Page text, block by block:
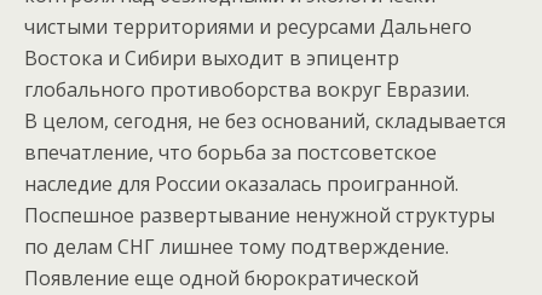
чистыми территориями и ресурсами Дальнего
Востока и Сибири выходит в эпицентр
глобального противоборства вокруг Евразии.
В целом, сегодня, не без оснований, складывается
впечатление, что борьба за постсоветское
наследие для России оказалась проигранной.
Поспешное развертывание ненужной структуры
по делам СНГ лишнее тому подтверждение.
Появление еще одной бюрократической